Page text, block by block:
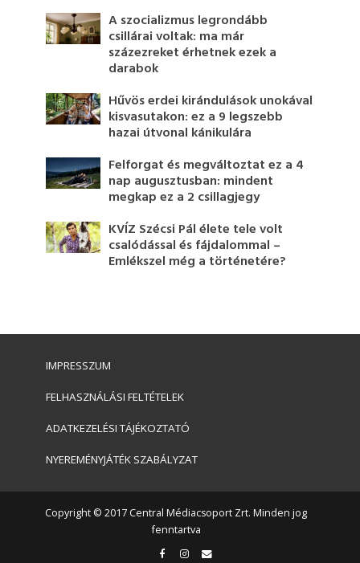
A szocializmus legrondább
csillárai voltak: ma már
százezreket érhetnek ezek a
darabok
Hűvös erdei kirándulások unokával
kisvasutakon: ez a 9 legszebb
hazai útvonal kánikulára
Felforgat és megváltoztat ez a 4
nap augusztusban: mindent
megkap ez a 2 csillagjegy
KVÍZ Szécsi Pál élete tele volt
csalódással és fájdalommal –
Emlékszel még a történetére?
IMPRESSZUM
FELHASZNÁLÁSI FELTÉTELEK
ADATKEZELÉSI TÁJÉKOZTATÓ
NYEREMÉNYJÁTÉK SZABÁLYZAT
Copyright © 2017 Central Médiacsoport Zrt. Minden jog
fenntartva